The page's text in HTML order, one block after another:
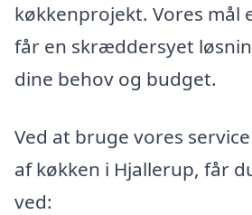
køkkenprojekt. Vores mål
får en skræddersyet
dine behov og budget.
Ved at bruge vores
af køkken i Hjallerup, får
ved: